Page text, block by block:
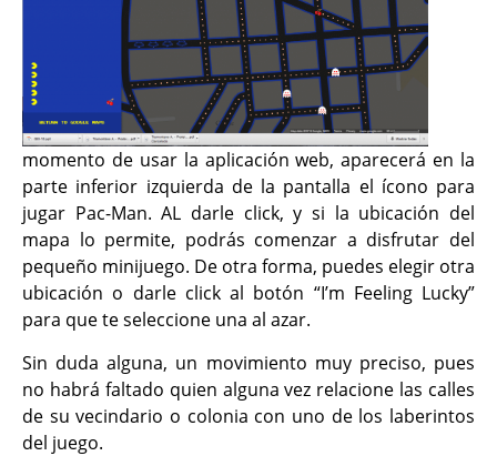
momento de usar la aplicación web, aparecerá en la
parte inferior izquierda de la pantalla el ícono para
jugar Pac-Man. AL darle click, y si la ubicación del
mapa lo permite, podrás comenzar a disfrutar del
pequeño minijuego. De otra forma, puedes elegir otra
ubicación o darle click al botón “I’m Feeling Lucky”
para que te seleccione una al azar.
Sin duda alguna, un movimiento muy preciso, pues
no habrá faltado quien alguna vez relacione las calles
de su vecindario o colonia con uno de los laberintos
del juego.